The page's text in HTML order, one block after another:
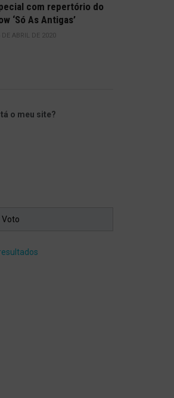
com repertório do
‘Só As Antigas’
DE ABRIL DE 2020
o meu site?